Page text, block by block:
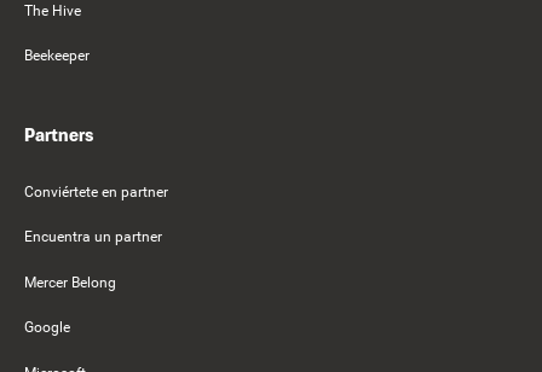
The Hive
Beekeeper
Partners
Conviértete en partner
Encuentra un partner
Mercer Belong
Google